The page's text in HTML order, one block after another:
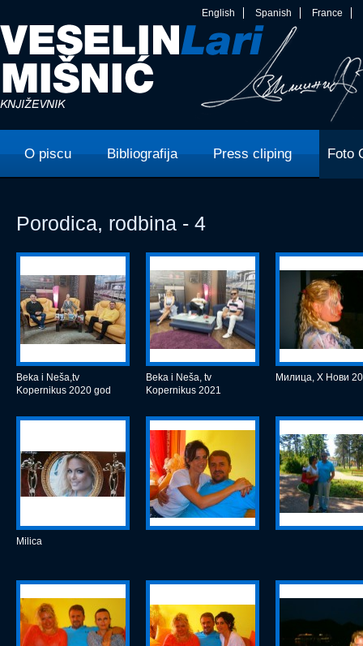
English Spanish France
O piscu Bibliografija Press cliping Foto
Porodica, rodbina - 4
Beka i Neša,tv
Kopernikus 2020 god
Beka i Neša, tv
Kopernikus 2021
Милица, Х Нови
Milica